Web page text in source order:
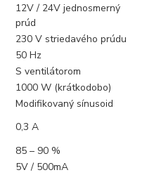
12V / 24V jednosmerný
prúd
230 V striedavého prúdu
50 Hz
S ventilátorom
1000 W (krátkodobo)
Modifikovaný sínusoid
0,3 A
85 – 90 %
5V / 500mA